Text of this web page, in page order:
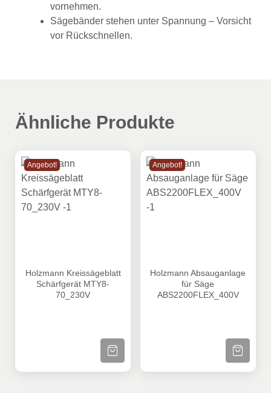
vornehmen.
Sägebänder stehen unter Spannung – Vorsicht
vor Rückschnellen.
Ähnliche Produkte
Angebot!
Holzmann Kreissägeblatt
Schärfgerät MTY8-
70_230V
ZUM PRODUKT
Angebot!
Holzmann Absauganlage
für Säge
ABS2200FLEX_400V
ZUM